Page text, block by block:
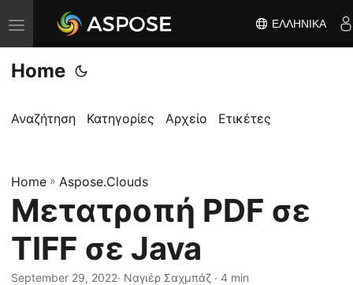
Ε
ν
α
λ
ή
π
λ
ή
ΕΛΛΗΝΙΚΆ
Home
Αναζήτηση Κατηγορίες Αρχείο Ετικέτες
Home » Aspose.Clouds
Μετατροπή PDF σε
TIFF σε Java
September 29, 2022· Ναγιέρ Σαχμπάζ · 4 min